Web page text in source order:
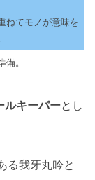
ねてモノが意味を
備。
キーパーとし
る我牙丸吟と